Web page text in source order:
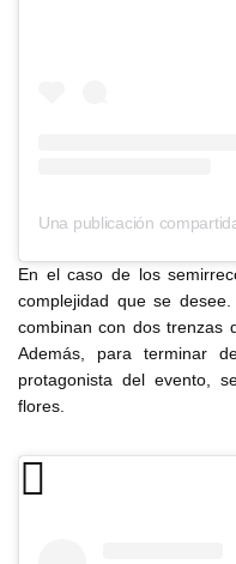
En el caso de los
complejidad que se
combinan con dos trenzas
Además, para terminar
protagonista del evento,
flores.